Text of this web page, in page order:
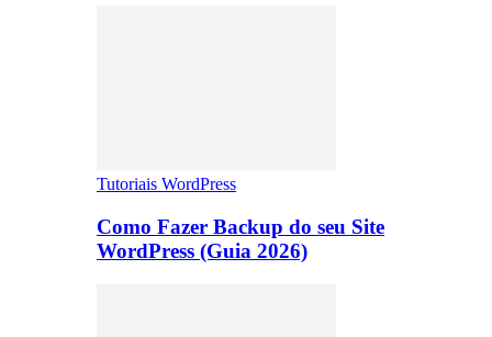
Tutoriais WordPress
Como Fazer Backup do seu Site
WordPress (Guia 2026)